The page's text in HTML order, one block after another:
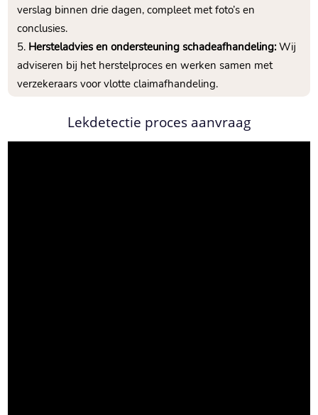
verslag binnen drie dagen, compleet met foto’s en
conclusies.​
Hersteladvies en ondersteuning schadeafhandeling:Wij
adviseren bij het herstelproces en werken samen met
verzekeraars voor vlotte claimafhandeling.​
Lekdetectie proces aanvraag